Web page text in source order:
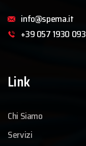
info@spema.it
+39 057 1930 093
Link
Chi Siamo
Servizi